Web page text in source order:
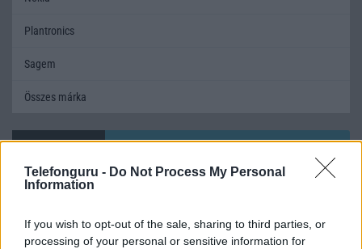
Telefonguru - Do Not Process My Personal
Information
If you wish to opt-out of the sale, sharing to third parties, or
processing of your personal or sensitive information for
Plantronics
Sagem
Összes márka
Mennyibe kerül
Keressen a telefonboltok ajánlatai között!